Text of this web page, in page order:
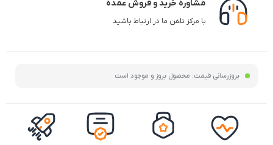
مشاوره خرید و فروش عمده
با مرکز تلفن ما در ارتباط باشید
بروزرسانی قیمت: محصول بروز و موجود است